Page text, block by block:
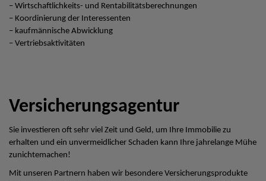
– Wirtschaftlichkeits- und Rentabilitätsberechnungen
– Koordinierung der Interessenten
– kaufmännische Abwicklung
– Vertriebsaktivitäten
Versicherungsagentur
Sie investieren oft sehr viel Zeit und Geld, um Ihre Immobilie zu
erhalten und ein unvermeidlicher Schaden kann Ihre jahrelange Mühe
zunichtemachen!
Mit unseren Partnern haben wir besondere Versicherungsprodukte